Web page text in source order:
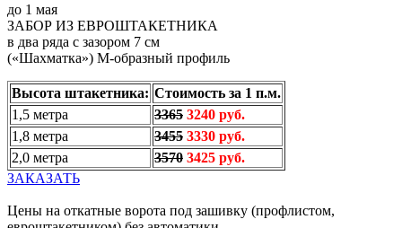
до 1 мая
ЗАБОР ИЗ ЕВРОШТАКЕТНИКА
в два ряда с зазором 7 см
(«Шахматка») М-образный профиль
Высота штакетника: Стоимость за 1 п.м.
1,5 метра
3365 3240 руб.
1,8 метра
3455 3330 руб.
2,0 метра
3570 3425 руб.
ЗАКАЗАТЬ
Цены на откатные ворота под зашивку (профлистом,